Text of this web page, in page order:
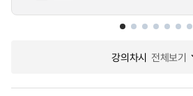
강의차시 전체보기